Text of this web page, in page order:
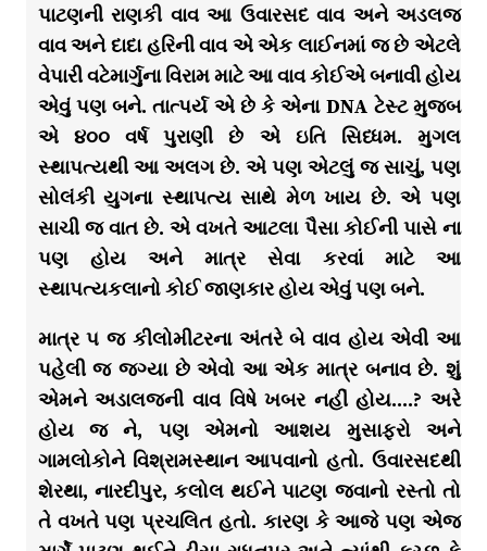
પાટણની રાણકી વાવ આ ઉવારસદ વાવ અને અડલજ
વાવ અને દાદા હરિની વાવ એ એક લાઈનમાં જ છે એટલે
વેપારી વટેમાર્ગુના વિરામ માટે આ વાવ કોઈએ બનાવી હોય
એવું પણ બને. તાત્પર્ય એ છે કે એના DNA ટેસ્ટ મુજબ
એ ૪૦૦ વર્ષ પુરાણી છે એ ઇતિ સિધ્ધમ. મુગલ
સ્થાપત્યથી આ અલગ છે. એ પણ એટલું જ સાચું, પણ
સોલંકી યુગના સ્થાપત્ય સાથે મેળ ખાય છે. એ પણ
સાચી જ વાત છે. એ વખતે આટલા પૈસા કોઈની પાસે ના
પણ હોય અને માત્ર સેવા કરવાં માટે આ
સ્થાપત્યકલાનો કોઈ જાણકાર હોય એવું પણ બને.
માત્ર ૫ જ કીલોમીટરના અંતરે બે વાવ હોય એવી આ
પહેલી જ જગ્યા છે એવો આ એક માત્ર બનાવ છે. શું
એમને અડાલજની વાવ વિષે ખબર નહીં હોય….? અરે
હોય જ ને, પણ એમનો આશય મુસાફરો અને
ગામલોકોને વિશ્રામસ્થાન આપવાનો હતો. ઉવારસદથી
શેરથા, નારદીપુર, કલોલ થઈને પાટણ જવાનો રસ્તો તો
તે વખતે પણ પ્રચલિત હતો. કારણ કે આજે પણ એજ